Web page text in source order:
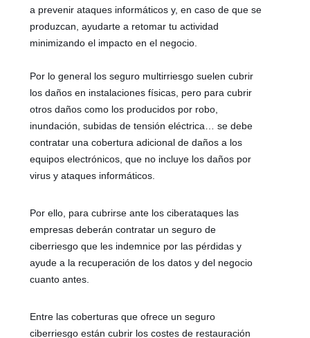
a prevenir ataques informáticos y, en caso de que se
produzcan, ayudarte a retomar tu actividad
minimizando el impacto en el negocio.
Por lo general los seguro multirriesgo suelen cubrir
los daños en instalaciones físicas, pero para cubrir
otros daños como los producidos por robo,
inundación, subidas de tensión eléctrica… se debe
contratar una cobertura adicional de daños a los
equipos electrónicos, que no incluye los daños por
virus y ataques informáticos.
Por ello, para cubrirse ante los ciberataques las
empresas deberán contratar un seguro de
ciberriesgo que les indemnice por las pérdidas y
ayude a la recuperación de los datos y del negocio
cuanto antes.
Entre las coberturas que ofrece un seguro
ciberriesgo están cubrir los costes de restauración